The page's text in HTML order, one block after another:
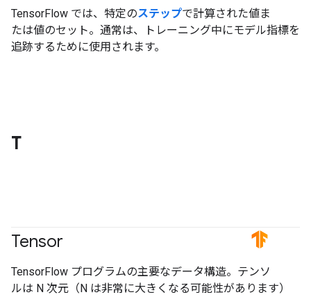
TensorFlow では、特定のステップで計算された値ま
たは値のセット。通常は、トレーニング中にモデル指標を
追跡するために使用されます。
T
Tensor #TensorFlow
TensorFlow プログラムの主要なデータ構造。テンソ
ルは N 次元（N は非常に大きくなる可能性があります）